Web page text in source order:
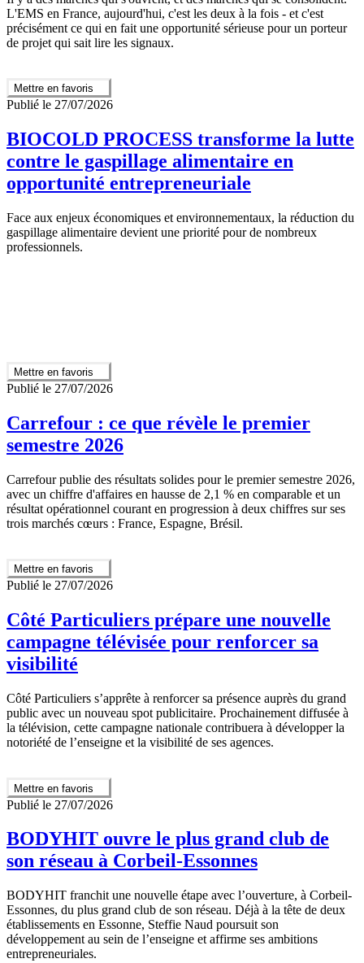
L'EMS en France, aujourd'hui, c'est les deux à la fois - et c'est
précisément ce qui en fait une opportunité sérieuse pour un porteur
de projet qui sait lire les signaux.
Mettre en favoris
Publié le 27/07/2026
BIOCOLD PROCESS transforme la lutte
contre le gaspillage alimentaire en
opportunité entrepreneuriale
Face aux enjeux économiques et environnementaux, la réduction du
gaspillage alimentaire devient une priorité pour de nombreux
professionnels.
Mettre en favoris
Publié le 27/07/2026
Carrefour : ce que révèle le premier
semestre 2026
Carrefour publie des résultats solides pour le premier semestre 2026,
avec un chiffre d'affaires en hausse de 2,1 % en comparable et un
résultat opérationnel courant en progression à deux chiffres sur ses
trois marchés cœurs : France, Espagne, Brésil.
Mettre en favoris
Publié le 27/07/2026
Côté Particuliers prépare une nouvelle
campagne télévisée pour renforcer sa
visibilité
Côté Particuliers s’apprête à renforcer sa présence auprès du grand
public avec un nouveau spot publicitaire. Prochainement diffusée à
la télévision, cette campagne nationale contribuera à développer la
notoriété de l’enseigne et la visibilité de ses agences.
Mettre en favoris
Publié le 27/07/2026
BODYHIT ouvre le plus grand club de
son réseau à Corbeil-Essonnes
BODYHIT franchit une nouvelle étape avec l’ouverture, à Corbeil-
Essonnes, du plus grand club de son réseau. Déjà à la tête de deux
établissements en Essonne, Steffie Naud poursuit son
développement au sein de l’enseigne et affirme ses ambitions
entrepreneuriales.